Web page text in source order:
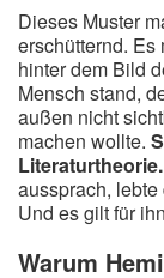
Dieses Muster
erschütternd. Es
hinter dem Bild
Mensch stand,
außen nicht
machen wollte.
aussprach,
Und es gilt für
Warum